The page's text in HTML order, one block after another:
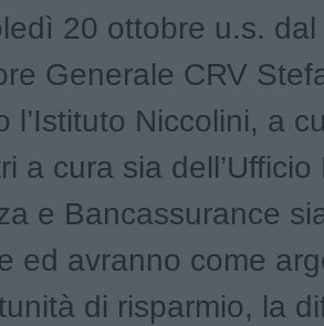
20 ottobre u.s. dal
Generale CRV
l’Istituto Niccolini, a
a cura sia
e Bancassurance
ed avranno come
di risparmio, la